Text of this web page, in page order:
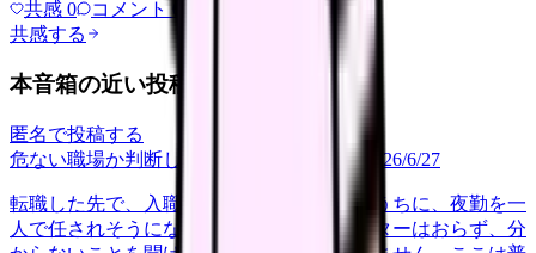
共感 0 コメント
共感する
本音箱の近い投稿
匿名で投稿する
危ない職場か判断してほしい
career-growth 2026/6/27
転職した先で、入職して二ヶ月も経たないうちに、夜勤を一
人で任されそうになっています。プリセプターはおらず、分